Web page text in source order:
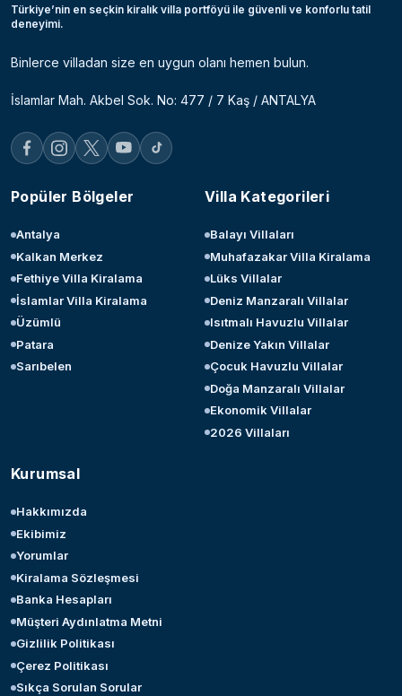
Türkiye’nin en seçkin kiralık villa portföyü ile güvenli ve konforlu tatil
deneyimi.
Binlerce villadan size en uygun olanı hemen bulun.
İslamlar Mah. Akbel Sok. No: 477 / 7 Kaş / ANTALYA
Popüler Bölgeler
Antalya
Kalkan Merkez
Fethiye Villa Kiralama
İslamlar Villa Kiralama
Üzümlü
Patara
Sarıbelen
Villa Kategorileri
Balayı Villaları
Muhafazakar Villa Kiralama
Lüks Villalar
Deniz Manzaralı Villalar
Isıtmalı Havuzlu Villalar
Denize Yakın Villalar
Çocuk Havuzlu Villalar
Doğa Manzaralı Villalar
Ekonomik Villalar
2026 Villaları
Kurumsal
Hakkımızda
Ekibimiz
Yorumlar
Kiralama Sözleşmesi
Banka Hesapları
Müşteri Aydınlatma Metni
Gizlilik Politikası
Çerez Politikası
Sıkça Sorulan Sorular